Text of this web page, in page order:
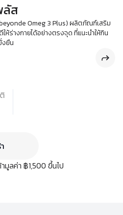
ลัส
Omeg 3 Plus) ผลิตภัณฑ์เสริม
ห้ร่างกายได้อย่างตรงจุด ที่แนะนำให้กิน
งยืน
มูลค่า ฿1,500 ขึ้นไป